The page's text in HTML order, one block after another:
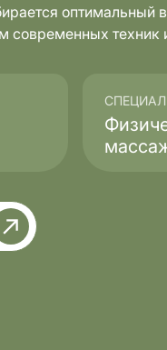
современных техник